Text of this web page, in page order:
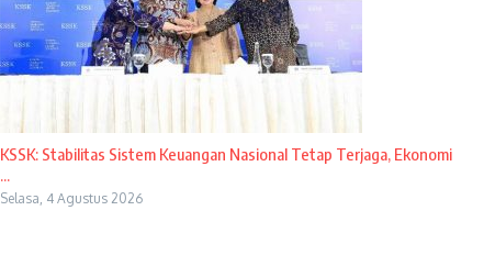
KSSK: Stabilitas Sistem Keuangan Nasional Tetap Terjaga, Ekonomi
...
Selasa, 4 Agustus 2026